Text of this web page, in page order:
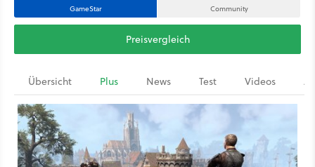
GameStar Community
Preisvergleich
Übersicht Plus News Test Videos